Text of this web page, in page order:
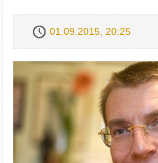
01.09.2015, 20:25